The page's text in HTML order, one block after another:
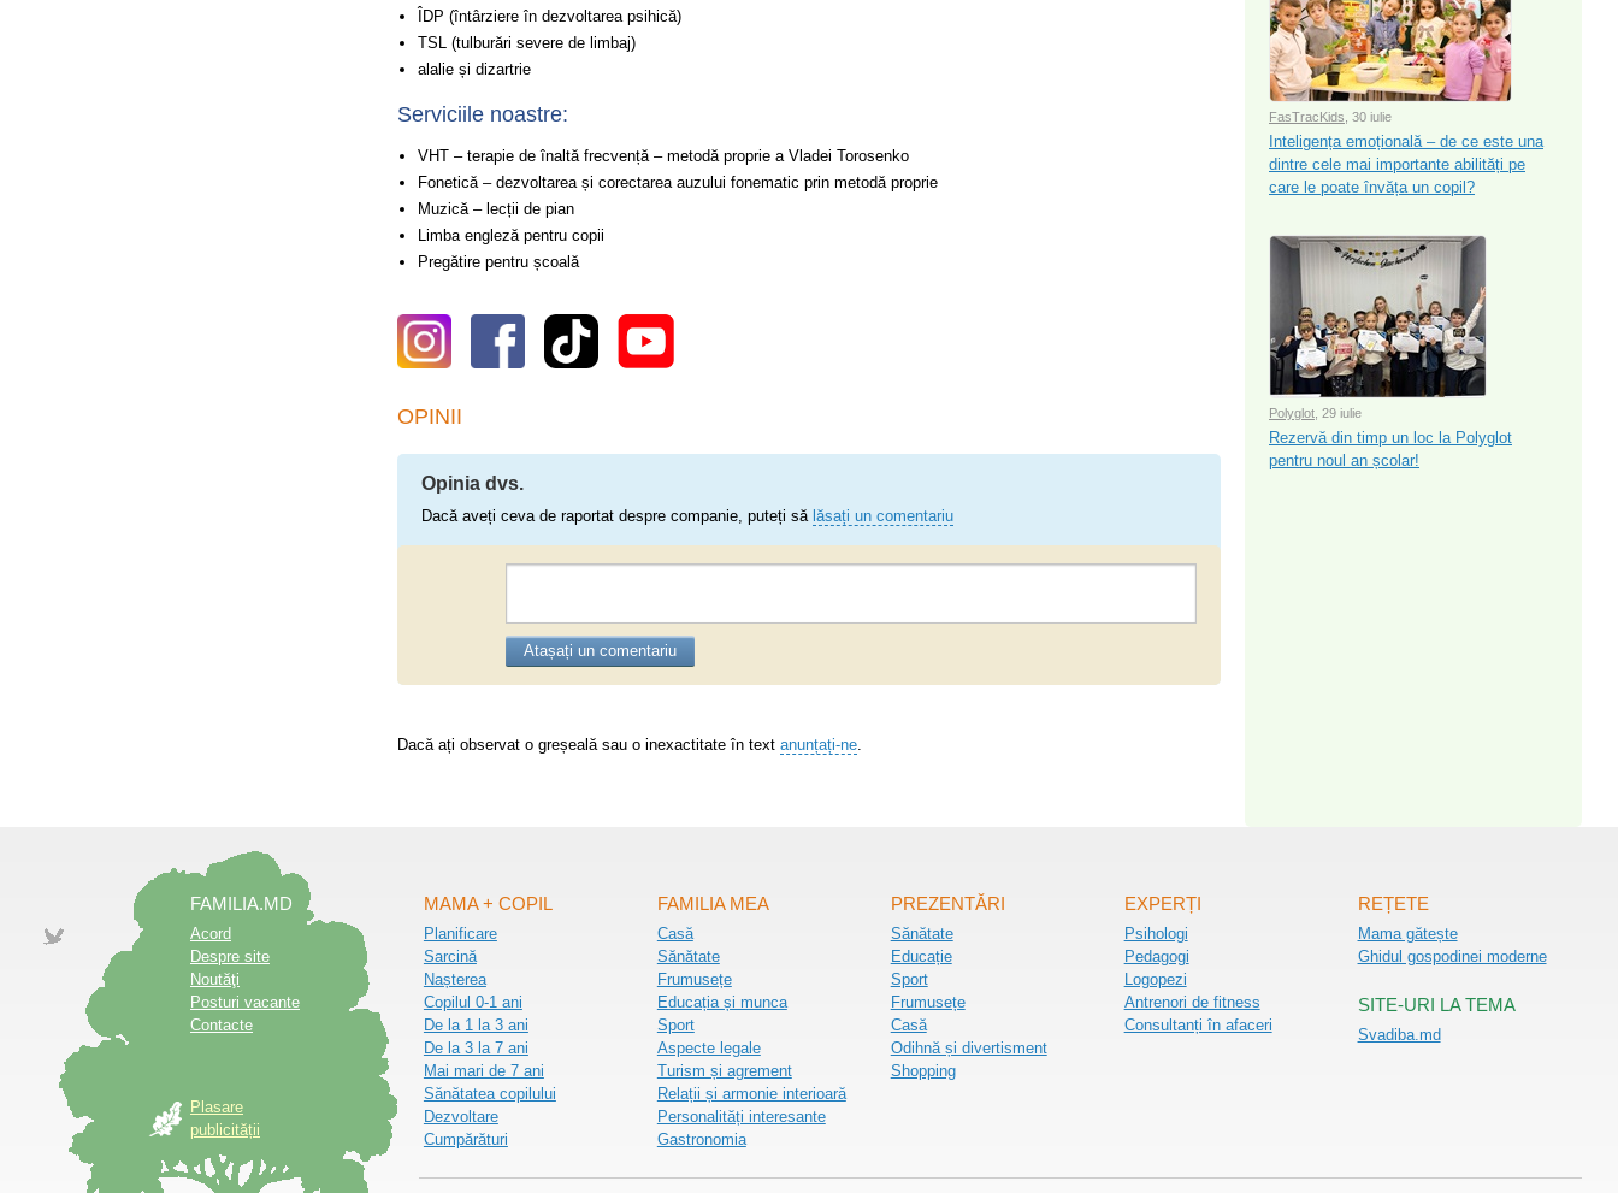
ÎDP (întârziere în dezvoltarea psihică)
TSL (tulburări severe de limbaj)
alalie și dizartrie
Serviciile noastre:
VHT – terapie de înaltă frecvență – metodă proprie a Vladei Torosenko
Fonetică – dezvoltarea și corectarea auzului fonematic prin metodă proprie
Muzică – lecții de pian
Limba engleză pentru copii
Pregătire pentru școală
OPINII
Opinia dvs.
Dacă aveți ceva de raportat despre companie, puteți să lăsați un comentariu
Atașați un comentariu
Dacă ați observat o greșeală sau o inexactitate în text anunțați-ne.
FasTracKids , 30 iulie
Inteligența emoțională – de ce este una
dintre cele mai importante abilități pe
care le poate învăța un copil?
Polyglot , 29 iulie
Rezervă din timp un loc la Polyglot
pentru noul an școlar!
FAMILIA.MD
Acord
Despre site
Noutăţi
Posturi vacante
Contacte
Plasare
publicității
MAMA + COPIL
Planificare
Sarcină
Nașterea
Copilul 0-1 ani
De la 1 la 3 ani
De la 3 la 7 ani
Mai mari de 7 ani
Sănătatea copilului
Dezvoltare
Cumpărături
FAMILIA MEA
Casă
Sănătate
Frumusețe
Educația și munca
Sport
Aspecte legale
Turism și agrement
Relații și armonie interioară
Personalități interesante
Gastronomia
PREZENTĂRI
Sănătate
Educație
Sport
Frumusețe
Casă
Odihnă și divertisment
Shopping
EXPERȚI
Psihologi
Pedagogi
Logopezi
Antrenori de fitness
Consultanți în afaceri
REȚETE
Mama gătește
Ghidul gospodinei moderne
SITE-URI LA TEMA
Svadiba.md